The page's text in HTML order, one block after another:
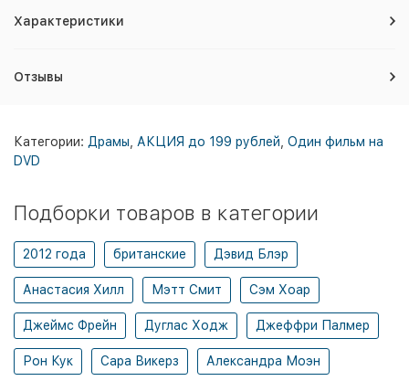
Характеристики
Отзывы
Категории: Драмы АКЦИЯ до 199 рублей Один фильм на
DVD
Подборки товаров в категории
2012 года британские Дэвид Блэр
Анастасия Хилл Мэтт Смит Сэм Хоар
Джеймс Фрейн Дуглас Ходж Джеффри Палмер
Рон Кук Сара Викерз Александра Моэн